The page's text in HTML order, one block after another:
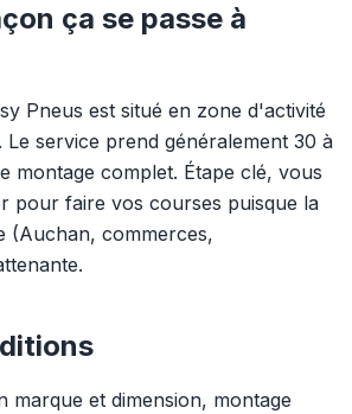
ça se passe à
Pneus est situé en zone d'activité
Le service prend généralement 30 à
montage complet. Étape clé, vous
pour faire vos courses puisque la
(Auchan, commerces,
marque et dimension, montage